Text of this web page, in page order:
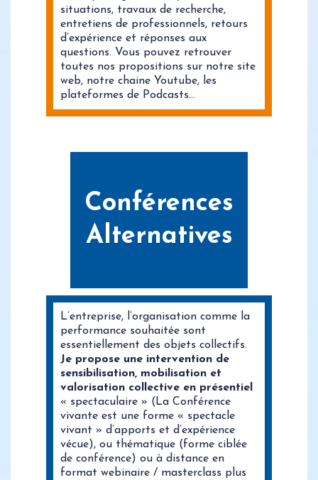
situations, travaux de recherche,
entretiens de professionnels, retours
d’expérience et réponses aux
questions. Vous pouvez retrouver
toutes nos propositions sur notre site
web, notre chaine Youtube, les
plateformes de Podcasts…
Conférences
Alternatives
L’entreprise, l’organisation comme la
performance souhaitée sont
essentiellement des objets collectifs.
Je propose une intervention de
sensibilisation, mobilisation et
valorisation collective en présentiel
« spectaculaire » (La Conférence
vivante est une forme « spectacle
vivant » d’apports et d’expérience
vécue), ou thématique (forme ciblée
de conférence) ou à distance en
format webinaire / masterclass plus